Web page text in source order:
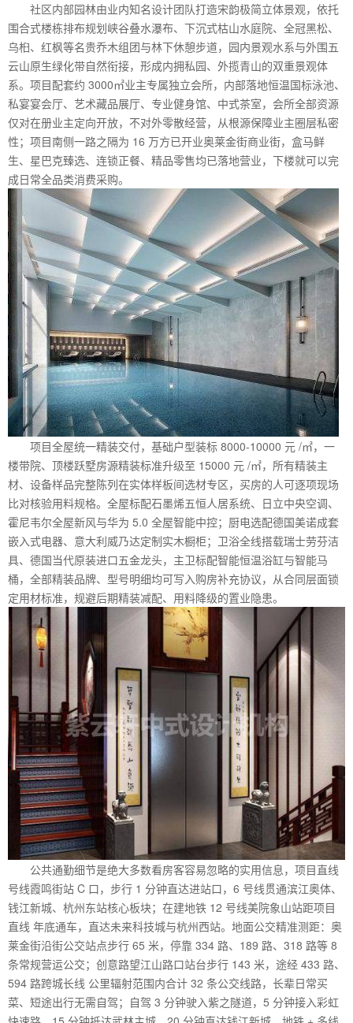
社区内部园林由业内知名设计团队打造宋韵极简立体景观，依托
围合式楼栋排布规划峡谷叠水瀑布、下沉式枯山水庭院、全冠黑松、
乌桕、红枫等名贵乔木组团与林下休憩步道，园内景观水系与外围五
云山原生绿化带自然衔接，形成内拥私园、外揽青山的双重景观体
系。项目配套约 3000㎡业主专属独立会所，内部落地恒温国标泳池、
私宴宴会厅、艺术藏品展厅、专业健身馆、中式茶室，会所全部资源
仅对在册业主定向开放，不对外零散经营，从根源保障业主圈层私密
性；项目南侧一路之隔为 16 万方已开业奥莱金街商业街，盒马鲜
生、星巴克臻选、连锁正餐、精品零售均已落地营业，下楼就可以完
成日常全品类消费采购。
项目全屋统一精装交付，基础户型装标 8000-10000 元 /㎡，一
楼带院、顶楼跃墅房源精装标准升级至 15000 元 /㎡，所有精装主
材、设备样品完整陈列在实体样板间选材专区，买房的人可逐项现场
比对核验用料规格。全屋标配石墨烯五恒人居系统、日立中央空调、
霍尼韦尔全屋新风与华为 5.0 全屋智能中控；厨电选配德国美诺成套
嵌入式电器、意大利威乃达定制实木橱柜；卫浴全线搭载瑞士劳芬洁
具、德国当代原装进口五金龙头，主卫标配智能恒温浴缸与智能马
桶，全部精装品牌、型号明细均可写入购房补充协议，从合同层面锁
定用材标准，规避后期精装减配、用料降级的置业隐患。
公共通勤细节是绝大多数看房客容易忽略的实用信息，项目直线
号线霞鸣街站 C 口，步行 1 分钟直达进站口，6 号线贯通滨江奥体、
钱江新城、杭州东站核心板块；在建地铁 12 号线美院象山站距项目
直线 年底通车，直达未来科技城与杭州西站。地面公交精准测距：奥
莱金街沿街公交站点步行 65 米，停靠 334 路、189 路、318 路等 8
条常规营运公交；创意路望江山路口站台步行 143 米，途经 433 路、
594 路跨城长线 公里辐射范围内合计 32 条公交线路，长辈日常买
菜、短途出行无需自驾；自驾 3 分钟驶入紫之隧道，5 分钟接入彩虹